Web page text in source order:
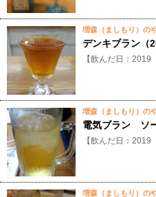
増森（ましもり）の
デンキブラン（
【飲んだ日：2019
増森（ましもり）の
電気ブラン ソ
【飲んだ日：2019
増森（ましもり）の